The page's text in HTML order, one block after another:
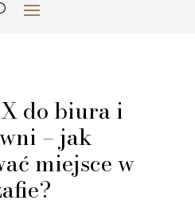
do biura i
– jak
miejsce w